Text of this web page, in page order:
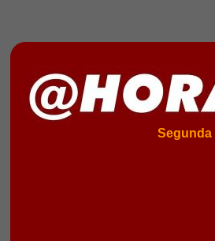
Segunda